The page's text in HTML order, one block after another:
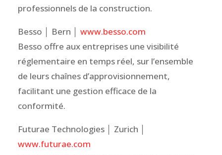
professionnels de la construction.
Besso │ Bern │ www.besso.com
Besso offre aux entreprises une visibilité
réglementaire en temps réel, sur l’ensemble
de leurs chaînes d’approvisionnement,
facilitant une gestion efficace de la
conformité.
Futurae Technologies │ Zurich │
www.futurae.com